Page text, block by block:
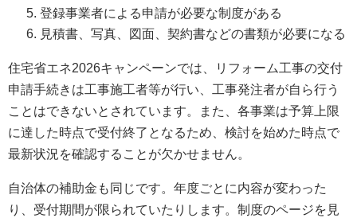
登録事業者による申請が必要な制度がある
見積書、写真、図面、契約書などの書類が必要になる
住宅省エネ2026キャンペーンでは、リフォーム工事の交付
申請手続きは工事施工者等が行い、工事発注者が自ら行う
ことはできないとされています。また、各事業は予算上限
に達した時点で受付終了となるため、検討を始めた時点で
最新状況を確認することが欠かせません。
自治体の補助金も同じです。年度ごとに内容が変わった
り、受付期間が限られていたりします。制度のページを見